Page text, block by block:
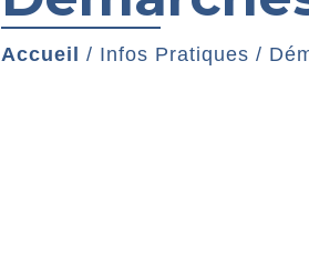
Accueil / Infos Pratiques /